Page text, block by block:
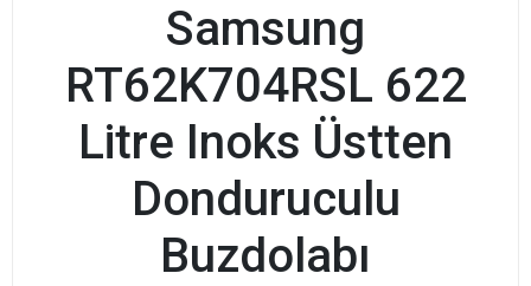
Samsung
RT62K704RSL 622
Litre Inoks Üstten
Donduruculu
Buzdolabı